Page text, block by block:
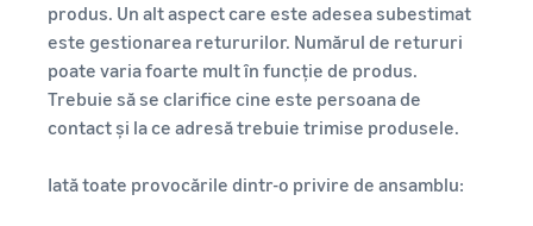
produs. Un alt aspect care este adesea subestimat
este gestionarea retururilor. Numărul de retururi
poate varia foarte mult în funcție de produs.
Trebuie să se clarifice cine este persoana de
contact și la ce adresă trebuie trimise produsele.
Iată toate provocările dintr-o privire de ansamblu: